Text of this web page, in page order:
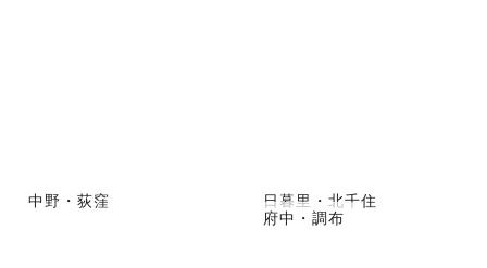
中野・荻窪
日暮里・北千住
府中・調布